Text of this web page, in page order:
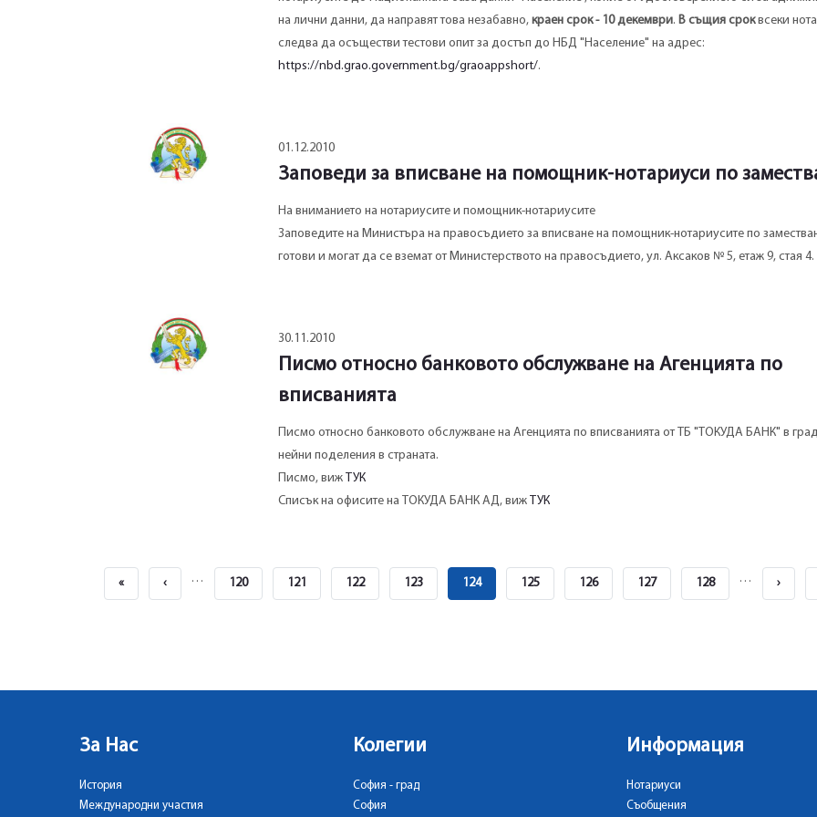
на лични данни, да направят това незабавно, краен срок - 10 декември. В същия сроквсеки
следва да осъществи тестови опит за достъп до НБД "Население" на адрес:
https://nbd.grao.government.bg/graoappshort/.
01.12.2010
Заповеди за вписване на помощник-нотариуси по
На вниманието на нотариусите и помощник-нотариусите
Заповедите на Министъра на правосъдието за вписване на помощник-нотариусите по
готови и могат да се вземат от Министерството на правосъдието, ул. Аксаков № 5, етаж 9, стая 4.
30.11.2010
Писмо относно банковото обслужване на Агенцията по
вписванията
Писмо относно банковото обслужване на Агенцията по вписванията от ТБ "ТОКУДА БАНК" в
нейни поделения в страната.
Писмо, виж ТУК
Списък на офисите на ТОКУДА БАНК АД, виж ТУК
First
« Previous
‹ … Page
120 Page
121 Page
122 Page
123 Current
124 Page
125 Page
126 Page
127 Page
128 … Next
›
За Нас
История
Международни участия
Колегии
София - град
София
Информация
Нотариуси
Съобщения